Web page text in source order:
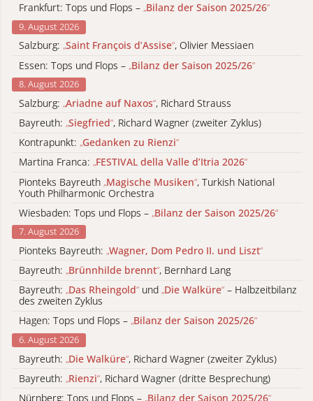
Frankfurt: Tops und Flops – „Bilanz der Saison 2025/26“
9. August 2026
Salzburg: „Saint François d’Assise“, Olivier Messiaen
Essen: Tops und Flops – „Bilanz der Saison 2025/26“
8. August 2026
Salzburg: „Ariadne auf Naxos“, Richard Strauss
Bayreuth: „Siegfried“, Richard Wagner (zweiter Zyklus)
Kontrapunkt: „Gedanken zu Rienzi“
Martina Franca: „FESTIVAL della Valle d’Itria 2026“
Pionteks Bayreuth „Magische Musiken“, Turkish National
Youth Philharmonic Orchestra
Wiesbaden: Tops und Flops – „Bilanz der Saison 2025/26“
7. August 2026
Pionteks Bayreuth: „Wagner, Dom Pedro II. und Liszt“
Bayreuth: „Brünnhilde brennt“, Bernhard Lang
Bayreuth: „Das Rheingold“ und „Die Walküre“ – Halbzeitbilanz
des zweiten Zyklus
Hagen: Tops und Flops – „Bilanz der Saison 2025/26“
6. August 2026
Bayreuth: „Die Walküre“, Richard Wagner (zweiter Zyklus)
Bayreuth: „Rienzi“, Richard Wagner (dritte Besprechung)
Nürnberg: Tops und Flops – „Bilanz der Saison 2025/26“